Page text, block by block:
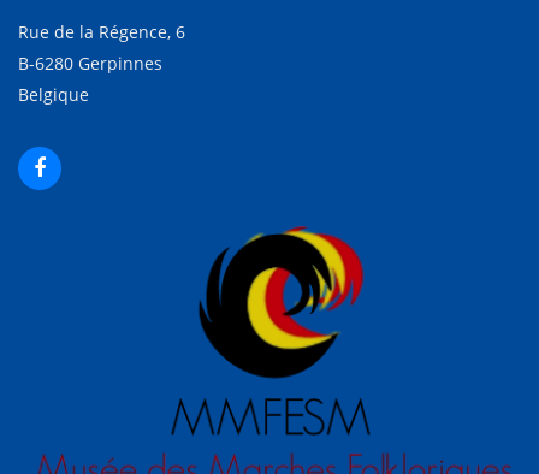
Rue de la Régence, 6
B-6280 Gerpinnes
Belgique